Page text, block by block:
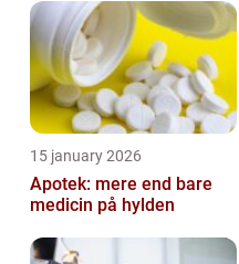
15 january 2026
Apotek: mere end bare
medicin på hylden